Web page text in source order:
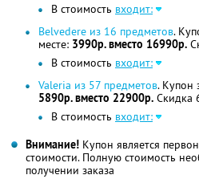
В стоимость входит:
Belvedere из 16 предметов.
месте: 3990р. вместо 16990р.
В стоимость входит:
Valeria из 57 предметов. Купон
5890р. вместо 22900р. Скидка
В стоимость входит:
Внимание! Купон является
стоимости. Полную стоимость
получении заказа